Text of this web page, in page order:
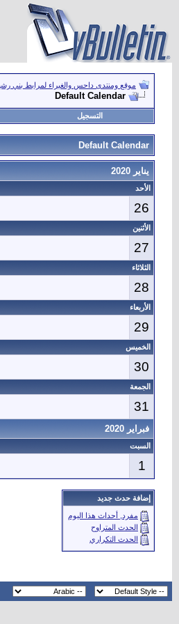
موقع ومنتدى داحس والغبراء لمرابط بني
Default Calendar
التسجيل
Default Calendar
يناير 2020
الأحد
26
الأثنين
27
الثلاثاء
28
الأربعاء
29
الخميس
30
الجمعة
31
فبراير 2020
السبت
1
إضافة حدث جديد
مفرد, أحداث هذا اليوم
الحدث المتراوح
الحدث التكراري